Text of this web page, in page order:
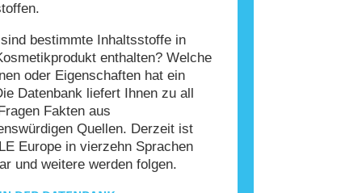
bestimmte Inhaltsstoffe in
enthalten? Welche
oder Eigenschaften hat ein
Datenbank liefert Ihnen zu all
Fakten aus
Quellen. Derzeit ist
Europe in vierzehn Sprachen
und weitere werden folgen.